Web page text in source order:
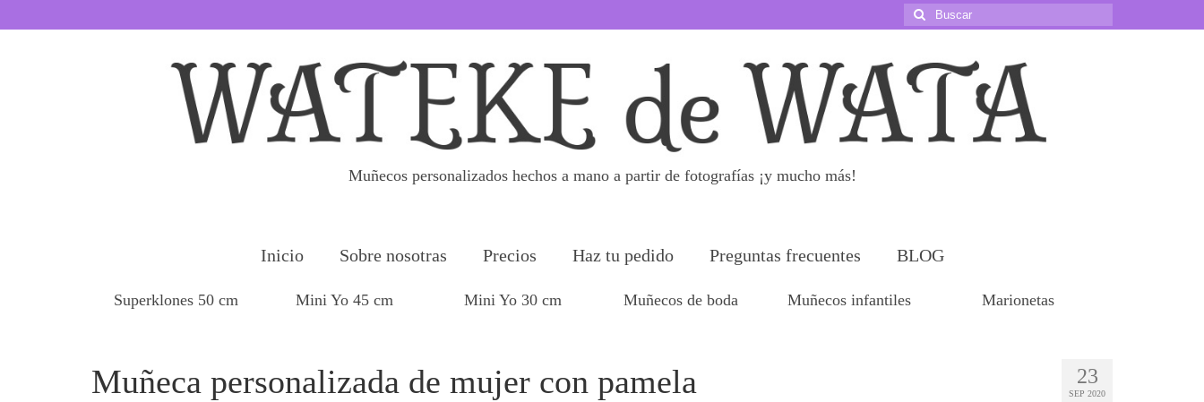
Buscar
por:
Muñecos personalizados hechos a mano a partir de fotografías ¡y mucho más!
Inicio Sobre nosotras Precios Haz tu pedido Preguntas frecuentes BLOG
Superklones 50 cm Mini Yo 45 cm Mini Yo 30 cm Muñecos de boda Muñecos infantiles Marionetas
23
SEP 2020
Muñeca personalizada de mujer con pamela